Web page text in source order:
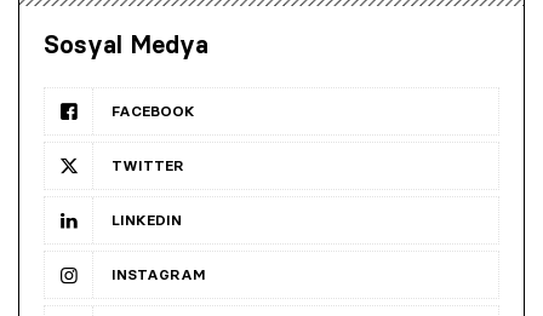
Sosyal Medya
FACEBOOK
TWITTER
LINKEDIN
INSTAGRAM